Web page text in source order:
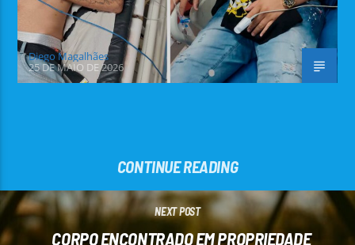
Diego Magalhães
25 DE MAIO DE 2026
CONTINUE READING
NEXT POST
CORPO ENCONTRADO EM PROPRIEDADE